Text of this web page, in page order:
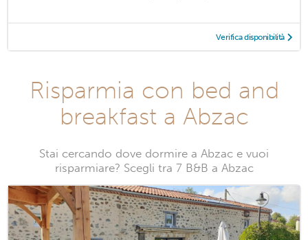
Verifica disponibilità
Risparmia con bed and
breakfast a Abzac
Stai cercando dove dormire a Abzac e vuoi
risparmiare? Scegli tra 7 B&B a Abzac